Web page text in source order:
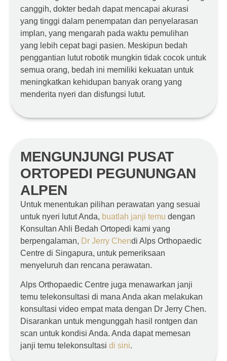
canggih, dokter bedah dapat mencapai akurasi
yang tinggi dalam penempatan dan penyelarasan
implan, yang mengarah pada waktu pemulihan
yang lebih cepat bagi pasien. Meskipun bedah
penggantian lutut robotik mungkin tidak cocok untuk
semua orang, bedah ini memiliki kekuatan untuk
meningkatkan kehidupan banyak orang yang
menderita nyeri dan disfungsi lutut.
MENGUNJUNGI PUSAT
ORTOPEDI PEGUNUNGAN
ALPEN
Untuk menentukan pilihan perawatan yang sesuai
untuk nyeri lutut Anda, buatlah janji temu dengan
Konsultan Ahli Bedah Ortopedi kami yang
berpengalaman, Dr Jerry Chendi Alps Orthopaedic
Centre di Singapura, untuk pemeriksaan
menyeluruh dan rencana perawatan.
Alps Orthopaedic Centre juga menawarkan janji
temu telekonsultasi di mana Anda akan melakukan
konsultasi video empat mata dengan Dr Jerry Chen.
Disarankan untuk mengunggah hasil rontgen dan
scan untuk kondisi Anda. Anda dapat memesan
janji temu telekonsultasi di sini.